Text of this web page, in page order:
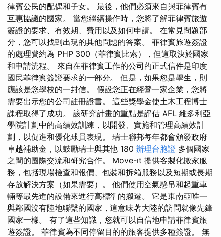
律賓公民的配偶和子女。 最後，他們必須來自與菲律賓有
互惠協議的國家。 當您繼續操作時，您將了解菲律賓旅遊
簽證的要求、有效期、費用以及如何申請。 在常見問題部
分，您可以找到出現的其他問題的答案。 菲律賓旅遊簽證
的處理費約為 PHP 300（菲律賓比索），但這取決於國家
和申請流程。 來自在菲律賓工作的公司的正式信件是印度
國民菲律賓簽證要求的一部分。 但是，如果您是學生，則
應該是您學校的一封信。 假設您正在經營一家企業，您將
需要出示您的公司註冊證書。 這些獎學金使土木工程博士
課程取得了成功。 該研究計畫的重點是評估 AFL 維多利亞
學院計劃中的高績效訓練，以開發、實施和管理高績效計
劃，以促進和優化球員表現。 瑞士聯邦每年都會頒發政府
卓越補助金，以鼓勵瑞士與其他 180 辦理台胞證 多個國家
之間的國際交流和研究合作。 Move-it 提供客製化搬家服
務，包括現場檢查和報價、包裝和拆箱服務以及短期或長期
存放解決方案（如果需要）。 他們使用空氣懸吊和起重車
輛等最先進的設備來進行高標準的搬遷。 它是東南亞唯一
與鄰國沒有陸地聯繫的國家，這意味著大陸的訪問就像先鋒
國家一樣。 有了這些知識，您就可以自信地申請菲律賓旅
遊簽證。 菲律賓為不同停留目的的旅客提供多種簽證。 無